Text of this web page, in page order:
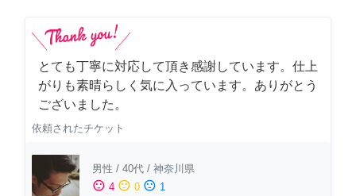
とても丁寧に対応して頂き感謝しています。仕上
がりも素晴らしく気に入っています。ありがとう
ございました。
依頼されたチケット
男性 / 40代 / 神奈川県
sentiment_satisfied 4 sentiment_neutral 0 sentiment_dissatisfied 1